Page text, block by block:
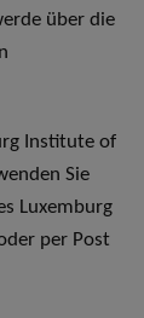
über die
Institute of
Sie
Luxemburg
per Post